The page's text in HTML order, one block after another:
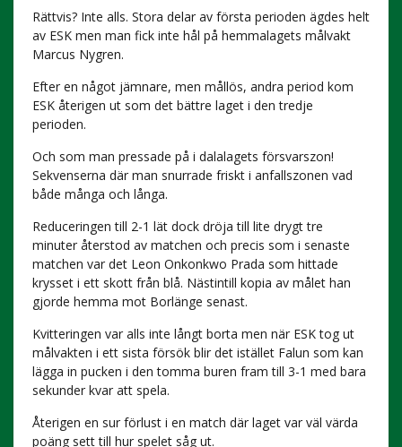
Rättvis? Inte alls. Stora delar av första perioden ägdes helt
av ESK men man fick inte hål på hemmalagets målvakt
Marcus Nygren.
Efter en något jämnare, men mållös, andra period kom
ESK återigen ut som det bättre laget i den tredje
perioden.
Och som man pressade på i dalalagets försvarszon!
Sekvenserna där man snurrade friskt i anfallszonen vad
både många och långa.
Reduceringen till 2-1 lät dock dröja till lite drygt tre
minuter återstod av matchen och precis som i senaste
matchen var det Leon Onkonkwo Prada som hittade
krysset i ett skott från blå. Nästintill kopia av målet han
gjorde hemma mot Borlänge senast.
Kvitteringen var alls inte långt borta men när ESK tog ut
målvakten i ett sista försök blir det istället Falun som kan
lägga in pucken i den tomma buren fram till 3-1 med bara
sekunder kvar att spela.
Återigen en sur förlust i en match där laget var väl värda
poäng sett till hur spelet såg ut.